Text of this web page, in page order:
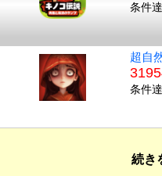
条件
超自
条件
続き